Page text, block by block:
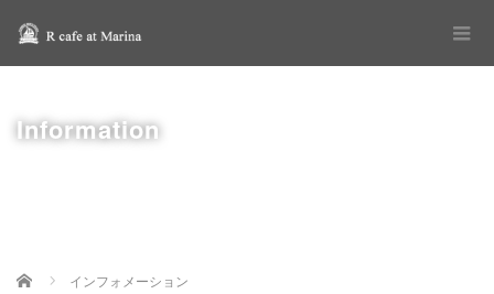
Information
Home
インフォメーション